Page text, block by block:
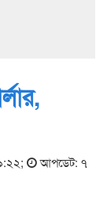
;
আপডেট: ৭